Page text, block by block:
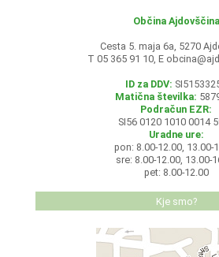
Občina Ajdovščina
Cesta 5. maja 6a, 5270
T 05 365 91 10, E
ID za DDV:
Matična številka:
Podračun EZR:
SI56 0120 1010 0014
Uradne ure:
pon: 8.00-12.00, 13.00-
sre: 8.00-12.00, 13.00-
pet: 8.00-12.00
Kje smo?